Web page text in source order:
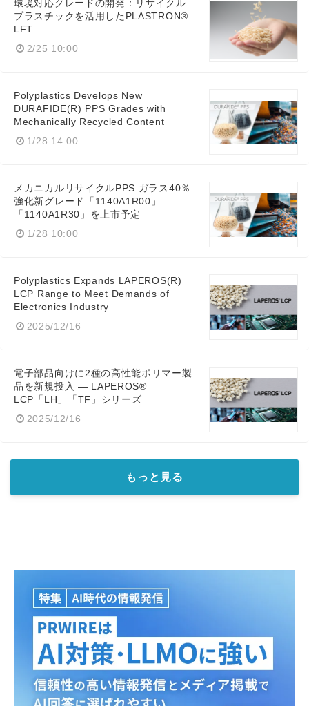
環境対応グレードの開発：リサイクル
プラスチックを活用したPLASTRON®
LFT
2/25 10:00
Polyplastics Develops New
DURAFIDE(R) PPS Grades with
Mechanically Recycled Content
1/28 14:00
メカニカルリサイクルPPS ガラス40％
強化新グレード「1140A1R00」
「1140A1R30」を上市予定
1/28 10:00
Polyplastics Expands LAPEROS(R)
LCP Range to Meet Demands of
Electronics Industry
2025/12/16
電子部品向けに2種の高性能ポリマー製
品を新規投入 — LAPEROS®
LCP「LH」「TF」シリーズ
2025/12/16
もっと見る